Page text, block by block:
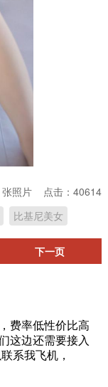
张照片 点击：40614
比基尼美女
下一页